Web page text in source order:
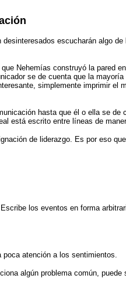
escucharán algo de
Nehemías construyó la pared
se de cuenta que la mayoría
simplemente imprimir el
hasta que él o ella se de
está escrito entre líneas de
de liderazgo. Es por eso
los eventos en forma
atención a los sentimientos.
algún problema común, puede